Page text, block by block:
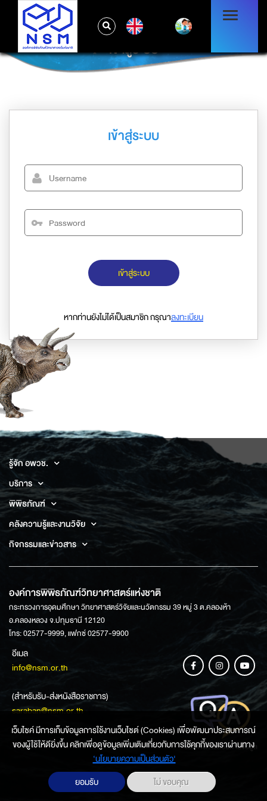
เข้าสู่ระบบ
เข้าสู่ระบบ
เข้าสู่ระบบ
หากท่านยังไม่ได้เป็นสมาชิก กรุณาลงทะเบียน
รู้จัก อพวช.
บริการ
พิพิธภัณฑ์
คลังความรู้และงานวิจัย
กิจกรรมและข่าวสาร
องค์การพิพิธภัณฑ์วิทยาศาสตร์แห่งชาติ
กระทรวงการอุดมศึกษา วิทยาศาสตร์วิจัยและนวัตกรรม 39 หมู่ 3 ต.คลองห้า
อ.คลองหลวง จ.ปทุมธานี 12120
โทร: 02577-9999, แฟกซ์ 02577-9900
อีเมล
info@nsm.or.th
(สำหรับรับ-ส่งหนังสือราชการ)
saraban@nsm.or.th
ช่องทางการสอบถามข้อมูล
เว็บไซค์ มีการเก็บข้อมูลการใช้งานเว็บไซต์ (Cookies) เพื่อพัฒนาประสบการณ์
ของผู้ใช้ให้ดียิ่งขึ้น คลิกเพื่อดูข้อมูลเพิ่มเติมเกี่ยวกับการใช้คุกกี้ของเราผ่านทาง
‘นโยบายความเป็นส่วนตัว'
ยอมรับ
ไม่ ขอบคุณ